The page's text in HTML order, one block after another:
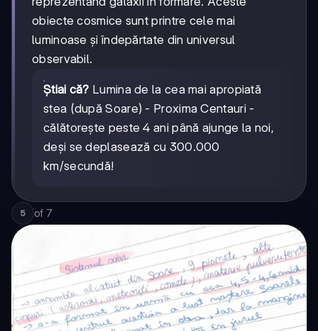
obiecte cosmice sunt printre cele mai
luminoase și îndepărtate din universul
observabil.
Știai că? Lumina de la cea mai apropiată
stea (după Soare) - Proxima Centauri -
călătorește peste 4 ani până ajunge la noi,
deși se deplasează cu 300.000
km/secundă!
5 of 7